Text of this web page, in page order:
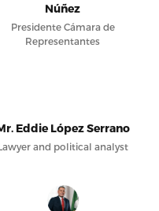
Núñez
Presidente Cámara de
Representantes
Eddie López Serrano
and political analyst